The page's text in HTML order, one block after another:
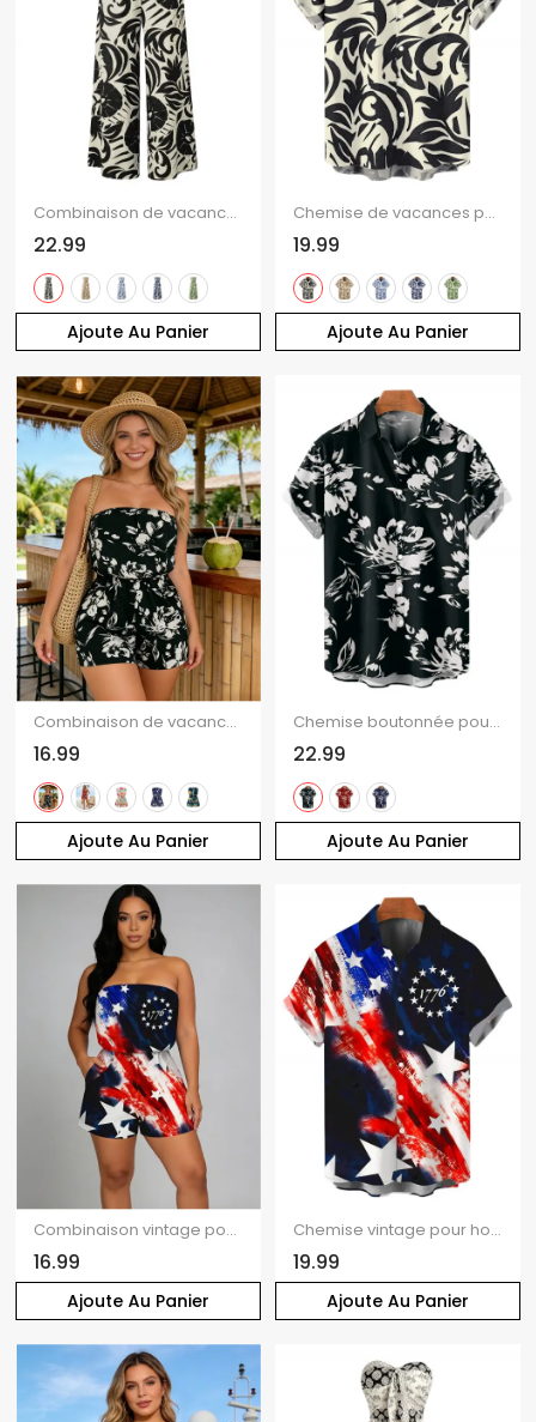
Ajoute Au Panier
Combinaison de vacances à imprimé botanique et silhouette de feuilles, nœud papillon, épaules dénudées, jambes larges
22.99
Ajoute Au Panier
Chemise de vacances pour homme à imprimé botanique de feuilles et de volutes, boutonnée
19.99
Ajoute Au Panier
Combinaison de vacances à imprimé floral tropical coloré et épaules dénudées
16.99
Ajoute Au Panier
Chemise boutonnée pour homme, imprimé abstrait de fleurs et de feuilles, idéale pour les vacances
22.99
Ajoute Au Panier
Combinaison vintage pour la fête de l'indépendance, imprimée avec des éléments du drapeau américain, poche et épaules dénudées, style patriotique
16.99
Ajoute Au Panier
Chemise vintage pour homme, motif drapeau américain, boutonnée, style patriotique, idéale pour la fête de l'Indépendance.
19.99